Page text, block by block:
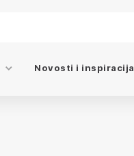
Novosti i inspiracija